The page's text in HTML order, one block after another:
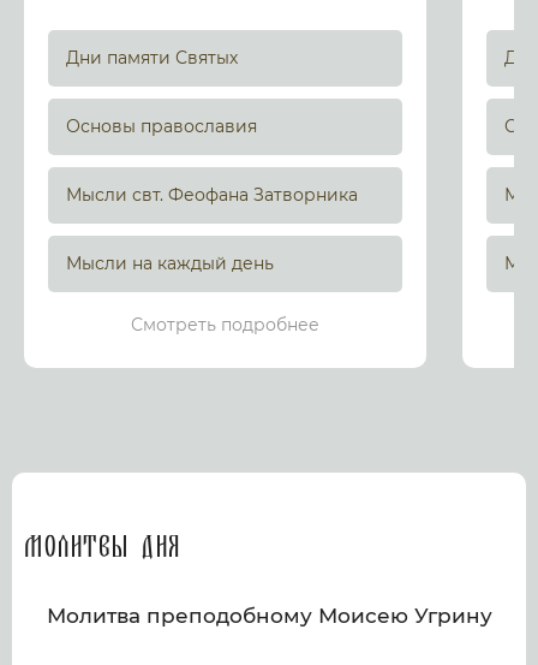
Дни памяти Святых
Основы православия
Мысли свт. Феофана Затворника
Мысли на каждый день
Смотреть подробнее
Молитвы дня
Молитва преподобному Моисею Угрину